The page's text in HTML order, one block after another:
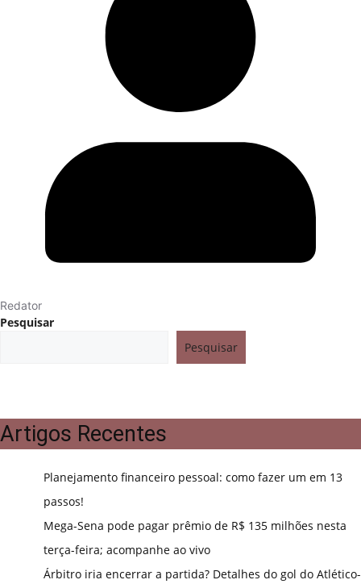
Redator
Pesquisar
Pesquisar
Artigos Recentes
Planejamento financeiro pessoal: como fazer um em 13
passos!
Mega-Sena pode pagar prêmio de R$ 135 milhões nesta
terça-feira; acompanhe ao vivo
Árbitro iria encerrar a partida? Detalhes do gol do Atlético-